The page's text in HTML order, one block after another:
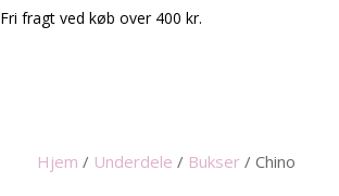
Fri fragt ved køb over 400 kr.
Hjem / Underdele / Bukser / Chino